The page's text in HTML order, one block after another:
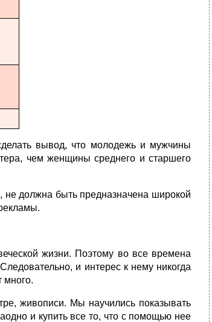
вывод, что молодежь и мужчины
чем женщины среднего и старшего
не должна быть предназначена широкой
жизни. Поэтому во все времена
и интерес к нему никогда
много.
живописи. Мы научились показывать
и купить все то, что с помощью нее